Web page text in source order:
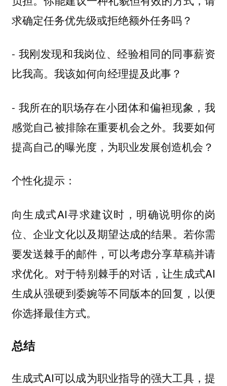
求确定任务优先级或拒绝额外任务吗？
- 我刚发现和我岗位、经验相同的同事薪资
比我高。我该如何向经理提及此事？
- 我所在的职场存在小团体和偏袒现象，我
感觉自己被排除在重要机会之外。我要如何
提高自己的曝光度，为职业发展创造机会？
个性化提示：
向生成式AI寻求建议时，明确说明你的岗
位、企业文化以及期望达成的结果。若你需
要发送棘手的邮件，可以考虑分享草稿并请
求优化。对于特别棘手的对话，让生成式AI
生成从强硬到委婉等不同版本的回复，以便
你选择最佳方式。
总结
生成式AI可以成为职业指导的强大工具，提